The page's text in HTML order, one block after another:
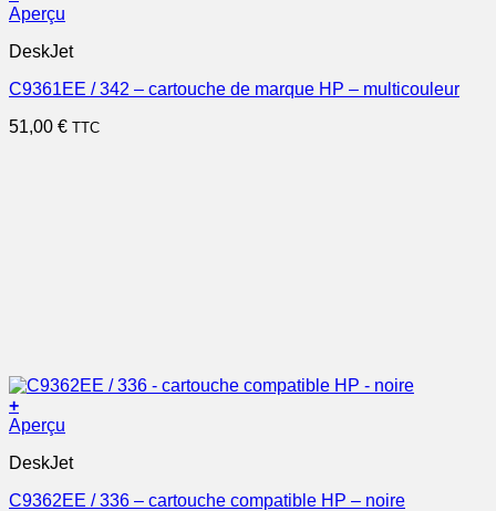
Aperçu
DeskJet
C9361EE / 342 – cartouche de marque HP – multicouleur
51,00 € TTC
+
Aperçu
DeskJet
C9362EE / 336 – cartouche compatible HP – noire